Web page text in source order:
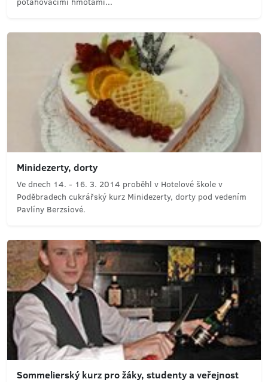
Minidezerty, dorty
Ve dnech 14. - 16. 3. 2014 proběhl v Hotelové škole v
Poděbradech cukrářský kurz Minidezerty, dorty pod vedením
Pavlíny Berzsiové.
Sommelierský kurz pro žáky, studenty a veřejnost